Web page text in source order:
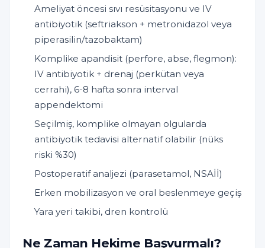
Ameliyat öncesi sıvı resüsitasyonu ve IV
antibiyotik (seftriakson + metronidazol veya
piperasilin/tazobaktam)
Komplike apandisit (perfore, abse, flegmon):
IV antibiyotik + drenaj (perkütan veya
cerrahi), 6-8 hafta sonra interval
appendektomi
Seçilmiş, komplike olmayan olgularda
antibiyotik tedavisi alternatif olabilir (nüks
riski %30)
Postoperatif analjezi (parasetamol, NSAİİ)
Erken mobilizasyon ve oral beslenmeye geçiş
Yara yeri takibi, dren kontrolü
Ne Zaman Hekime Başvurmalı?